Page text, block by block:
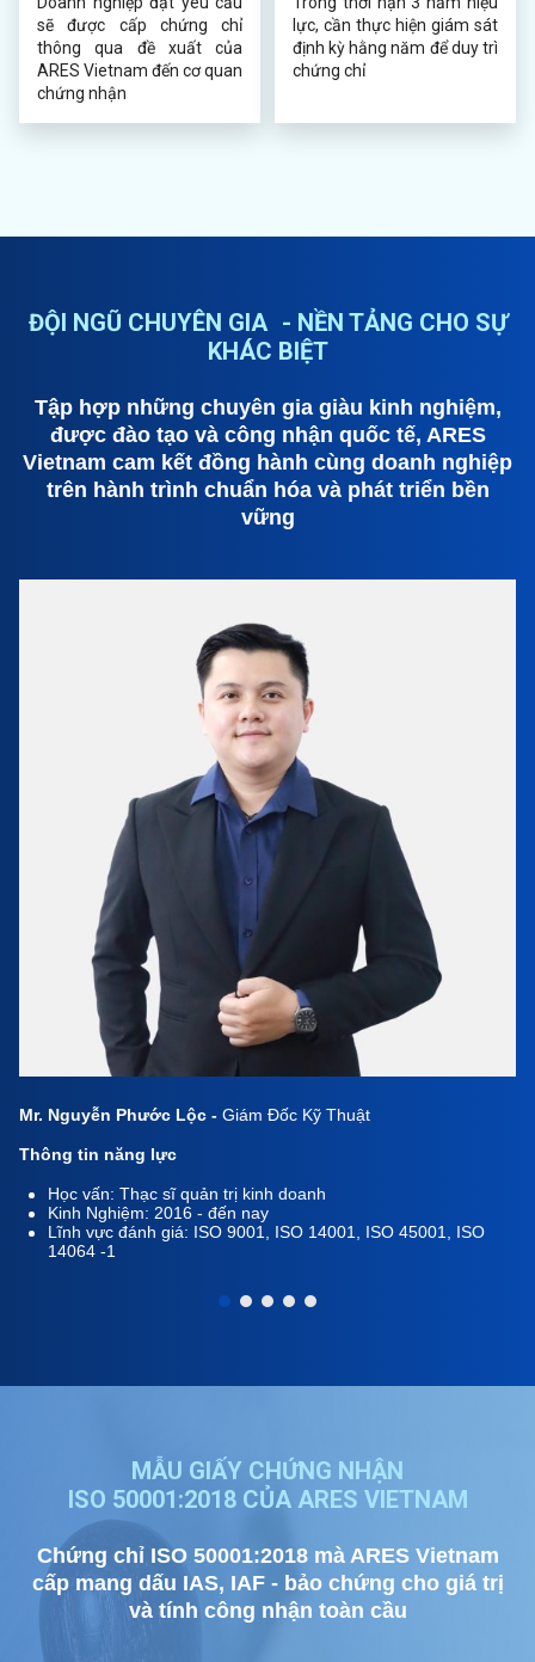
sẽ được cấp chứng chỉ
thông qua đề xuất của
ARES Vietnam đến cơ quan
chứng nhận
lực, cần thực hiện giám sát
định kỳ hằng năm để duy trì
chứng chỉ
ĐỘI NGŨ CHUYÊN GIA - NỀN TẢNG CHO SỰ
KHÁC BIỆT
Tập hợp những chuyên gia giàu kinh nghiệm,
được đào tạo và công nhận quốc tế, ARES
Vietnam cam kết đồng hành cùng doanh nghiệp
trên hành trình chuẩn hóa và phát triển bền
vững
Mr. Nguyễn Phước Lộc - Giám Đốc Kỹ Thuật
Thông tin năng lực
Học vấn: Thạc sĩ quản trị kinh doanh
Kinh Nghiệm: 2016 - đến nay
Lĩnh vực đánh giá: ISO 9001, ISO 14001, ISO 45001, ISO
14064 -1
MẪU GIẤY CHỨNG NHẬN
ISO 50001:2018 CỦA ARES VIETNAM
Chứng chỉ ISO 50001:2018 mà ARES Vietnam
cấp mang dấu IAS, IAF - bảo chứng cho giá trị
và tính công nhận toàn cầu